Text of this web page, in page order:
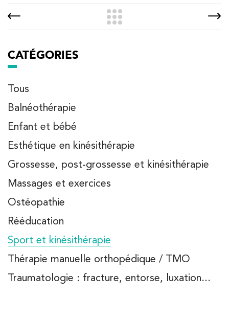
CATÉGORIES
Tous
Balnéothérapie
Enfant et bébé
Esthétique en kinésithérapie
Grossesse, post-grossesse et kinésithérapie
Massages et exercices
Ostéopathie
Rééducation
Sport et kinésithérapie
Thérapie manuelle orthopédique / TMO
Traumatologie : fracture, entorse, luxation...